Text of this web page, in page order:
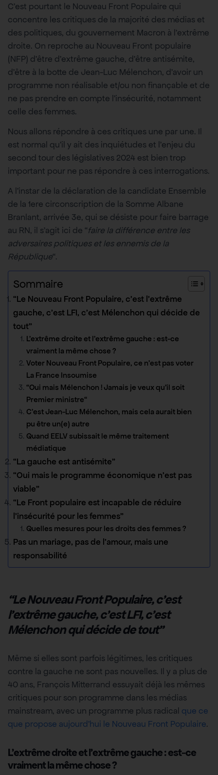
C’est pourtant le Nouveau Front Populaire qui
concentre les critiques de la majorité des médias et
des politiques, du gouvernement Macron à l’extrême
droite. On reproche au Nouveau Front populaire
(NFP) d’être d’extrême gauche, d’être antisémite,
d’être à la botte de Jean-Luc Mélenchon, d’avoir un
programme non réalisable et/ou non finançable et de
ne pas prendre en compte l’insécurité, notamment
celle des femmes.
Nous allons répondre à ces critiques une par une. Il
est normal qu’il y ait des inquiétudes et l’enjeu du
second tour des législatives 2024 est bien trop
important pour ne pas répondre à ces interrogations.
A l’instar de la déclaration de la candidate Ensemble
de la 1ere circonscription de la Somme Albane
Branlant, arrivée 3e, qui se désiste pour faire barrage
au RN, il s’agit ici de “faire la différence entre les
adversaires politiques et les ennemis de la
République“.
Sommaire
“Le Nouveau Front Populaire, c’est l’extrême
gauche, c’est LFI, c’est Mélenchon qui décide de
tout”
L’extrême droite et l’extrême gauche : est-ce
vraiment la même chose ?
Voter Nouveau Front Populaire, ce n’est pas voter
La France Insoumise
“Oui mais Mélenchon ! Jamais je veux qu’il soit
Premier ministre“
C’est Jean-Luc Mélenchon, mais cela aurait bien
pu être un(e) autre
Quand EELV subissait le même traitement
médiatique
“La gauche est antisémite”
“Oui mais le programme économique n’est pas
viable”
“Le Front populaire est incapable de réduire
l’insécurité pour les femmes”
Quelles mesures pour les droits des femmes ?
Pas un mariage, pas de l’amour, mais une
responsabilité
“Le Nouveau Front Populaire, c’est
l’extrême gauche, c’est LFI, c’est
Mélenchon qui décide de tout”
Même si elles sont parfois légitimes, les critiques
contre la gauche ne sont pas nouvelles. Il y a plus de
40 ans, François Mitterrand essuyait déjà les mêmes
critiques pour son programme dans les médias
mainstream, avec un programme plus radical que ce
que propose aujourd’hui le Nouveau Front Populaire.
L’extrême droite et l’extrême gauche : est-ce
vraiment la même chose ?